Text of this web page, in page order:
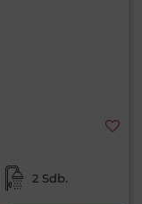
2 Sdb.